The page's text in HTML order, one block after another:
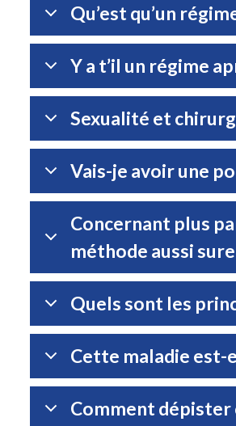
Qu’est qu’un
Y a t’il un régime
Sexualité et
Vais-je avoir une
Concernant plus
méthode aussi
Quels sont les
Cette maladie est-
Comment dépister